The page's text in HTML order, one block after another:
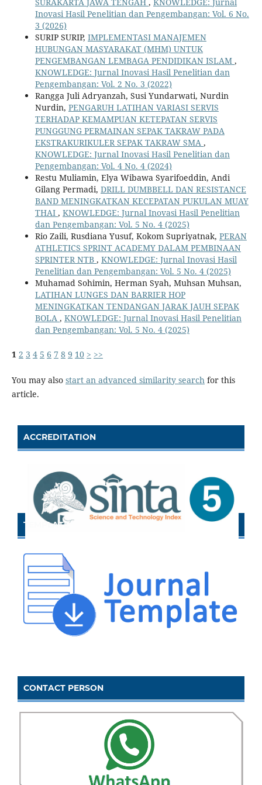
Inovasi Hasil Penelitian dan Pengembangan: Vol. 6 No.
3 (2026)
SURIP SURIP, IMPLEMENTASI MANAJEMEN
HUBUNGAN MASYARAKAT (MHM) UNTUK
PENGEMBANGAN LEMBAGA PENDIDIKAN ISLAM ,
KNOWLEDGE: Jurnal Inovasi Hasil Penelitian dan
Pengembangan: Vol. 2 No. 3 (2022)
Rangga Juli Adryanzah, Susi Yundarwati, Nurdin
Nurdin, PENGARUH LATIHAN VARIASI SERVIS
TERHADAP KEMAMPUAN KETEPATAN SERVIS
PUNGGUNG PERMAINAN SEPAK TAKRAW PADA
EKSTRAKURIKULER SEPAK TAKRAW SMA ,
KNOWLEDGE: Jurnal Inovasi Hasil Penelitian dan
Pengembangan: Vol. 4 No. 4 (2024)
Restu Muliamin, Elya Wibawa Syarifoeddin, Andi
Gilang Permadi, DRILL DUMBBELL DAN RESISTANCE
BAND MENINGKATKAN KECEPATAN PUKULAN MUAY
THAI , KNOWLEDGE: Jurnal Inovasi Hasil Penelitian
dan Pengembangan: Vol. 5 No. 4 (2025)
Rio Zaili, Rusdiana Yusuf, Kokom Supriyatnak, PERAN
ATHLETICS SPRINT ACADEMY DALAM PEMBINAAN
SPRINTER NTB , KNOWLEDGE: Jurnal Inovasi Hasil
Penelitian dan Pengembangan: Vol. 5 No. 4 (2025)
Muhamad Sohimin, Herman Syah, Muhsan Muhsan,
LATIHAN LUNGES DAN BARRIER HOP
MENINGKATKAN TENDANGAN JARAK JAUH SEPAK
BOLA , KNOWLEDGE: Jurnal Inovasi Hasil Penelitian
dan Pengembangan: Vol. 5 No. 4 (2025)
1 2 3 4 5 6 7 8 9 10 > >>
You may also start an advanced similarity search for this
article.
ACCREDITATION
TEMPLATE
CONTACT PERSON